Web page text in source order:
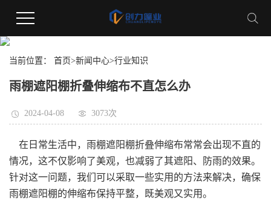
当前位置： 首页>新闻中心>行业知识
雨棚遮阳棚折叠伸缩布不直怎么办
2024-04-08 3073次
在日常生活中，雨棚遮阳棚折叠伸缩布常常会出现不直的
情况，这不仅影响了美观，也减弱了其遮阳、防雨的效果。
针对这一问题，我们可以采取一些实用的方法来解决，确保
雨棚遮阳棚的伸缩布保持平整，既美观又实用。